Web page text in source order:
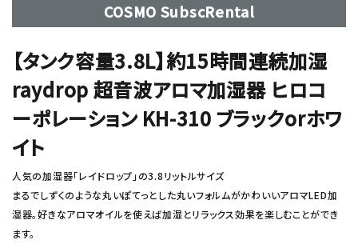
COSMO SubscRental
【タンク容量3.8L】約15時間連続加湿
raydrop 超音波アロマ加湿器 ヒロコ
ーポレーション KH-310 ブラックorホワ
イト
人気の加湿器「レイドロップ」の3.8リットルサイズ
まるでしずくのような丸いぽてっとした丸いフォルムがかわいいアロマLED加
湿器。好きなアロマオイルを使えば加湿とリラックス効果を楽しむことができ
ます。